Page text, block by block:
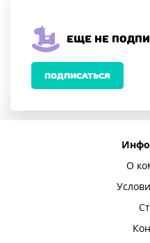
Еще не
ПОДПИСАТЬСЯ
О